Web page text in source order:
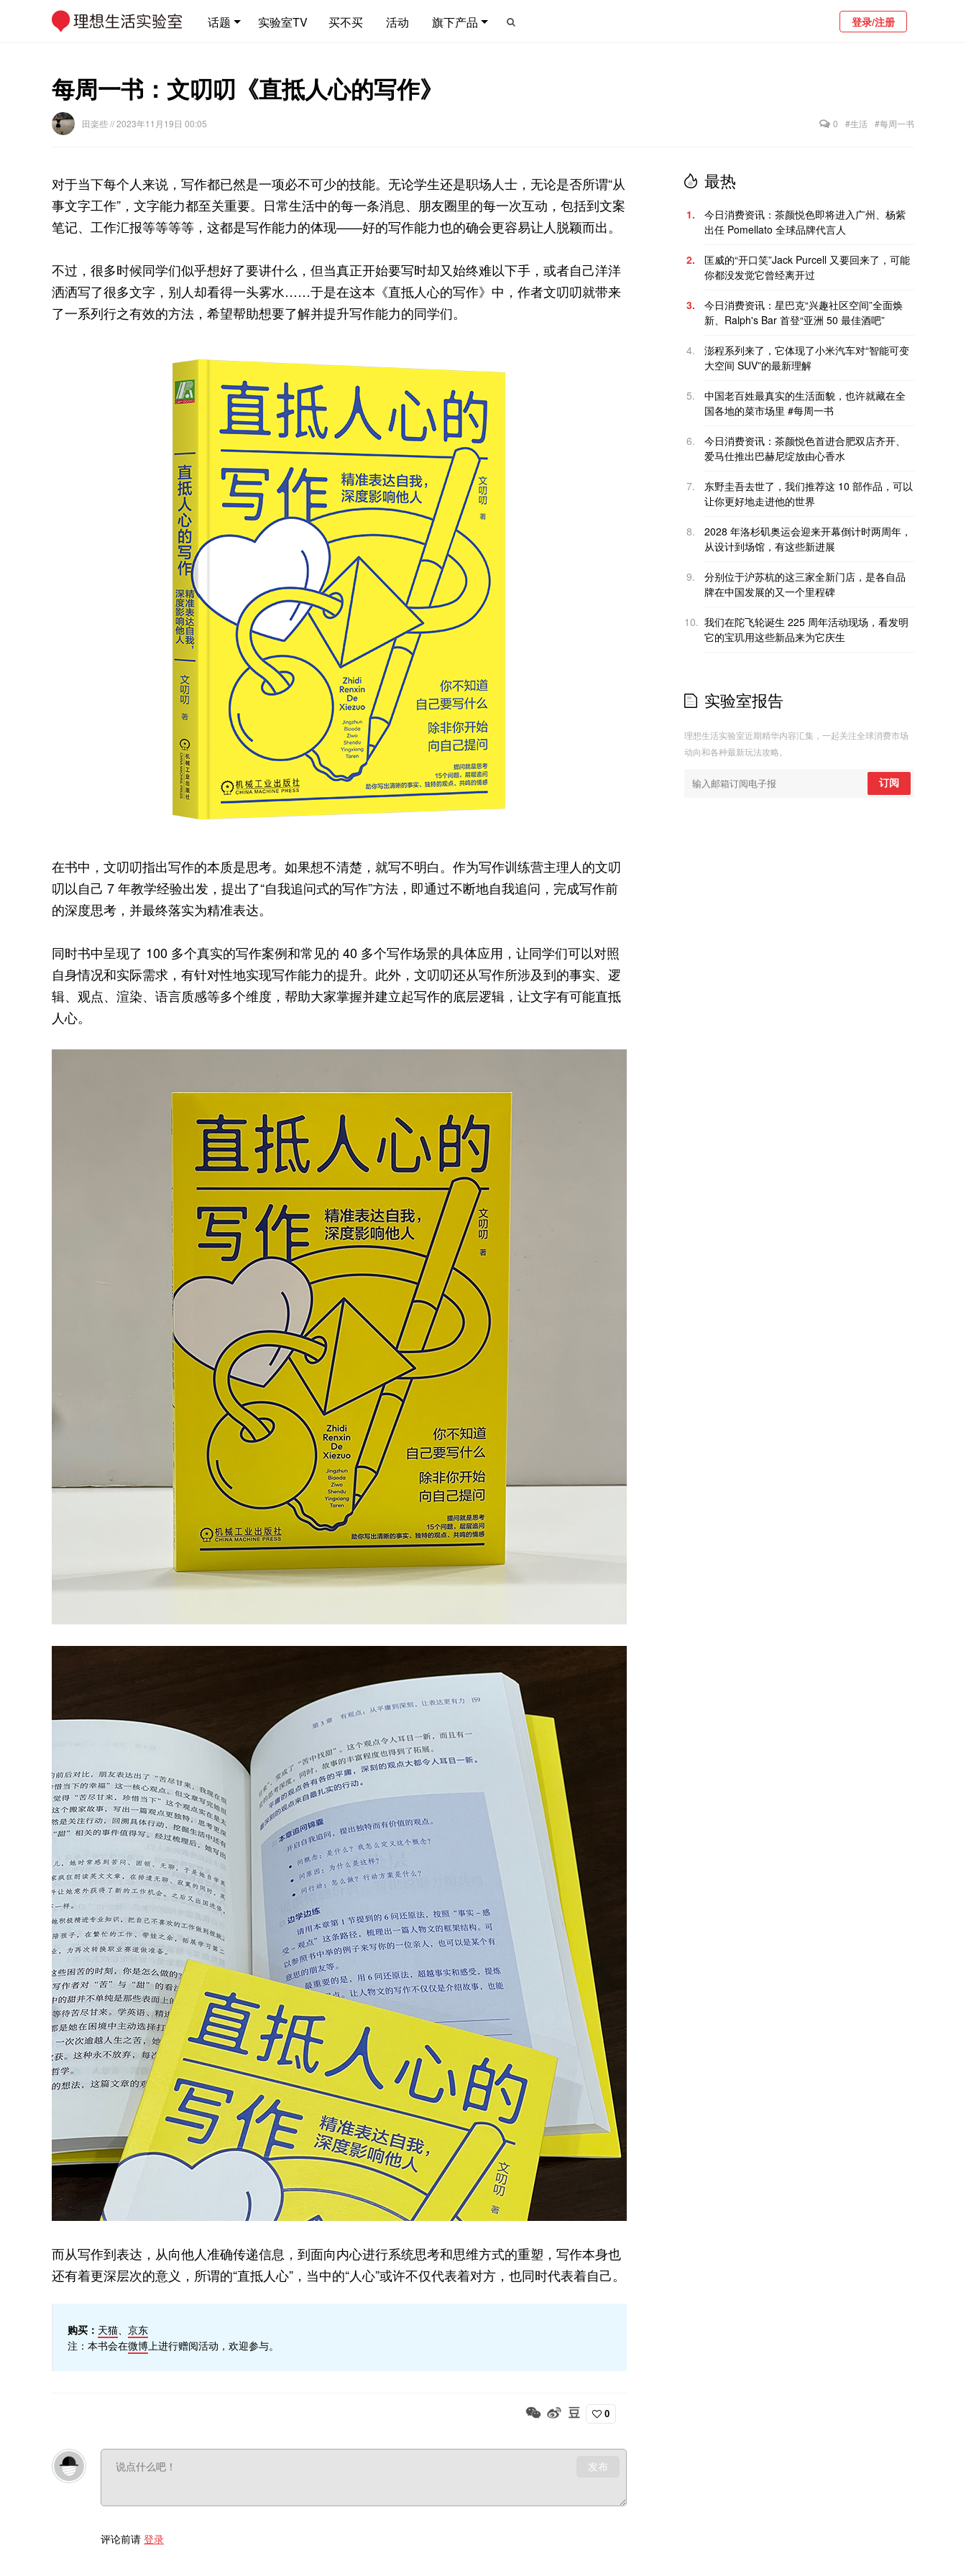
话题 实验室TV 买不买 活动 旗下产品 登录/注册
每周一书：文叨叨《直抵人心的写作》
田楽些// 2023年11月19日 00:05 0 #生活 #每周一书
对于当下每个人来说，写作都已然是一项必不可少的技能。无论学生还是职场人士，无论是否所谓“从
事文字工作”，文字能力都至关重要。日常生活中的每一条消息、朋友圈里的每一次互动，包括到文案
笔记、工作汇报等等等等，这都是写作能力的体现——好的写作能力也的确会更容易让人脱颖而出。
不过，很多时候同学们似乎想好了要讲什么，但当真正开始要写时却又始终难以下手，或者自己洋洋
洒洒写了很多文字，别人却看得一头雾水……于是在这本《直抵人心的写作》中，作者文叨叨就带来
了一系列行之有效的方法，希望帮助想要了解并提升写作能力的同学们。
在书中，文叨叨指出写作的本质是思考。如果想不清楚，就写不明白。作为写作训练营主理人的文叨
叨以自己 7 年教学经验出发，提出了“自我追问式的写作”方法，即通过不断地自我追问，完成写作前
的深度思考，并最终落实为精准表达。
同时书中呈现了 100 多个真实的写作案例和常见的 40 多个写作场景的具体应用，让同学们可以对照
自身情况和实际需求，有针对性地实现写作能力的提升。此外，文叨叨还从写作所涉及到的事实、逻
辑、观点、渲染、语言质感等多个维度，帮助大家掌握并建立起写作的底层逻辑，让文字有可能直抵
人心。
而从写作到表达，从向他人准确传递信息，到面向内心进行系统思考和思维方式的重塑，写作本身也
还有着更深层次的意义，所谓的“直抵人心”，当中的“人心”或许不仅代表着对方，也同时代表着自己。
购买： 天猫、 京东
注：本书会在微博上进行赠阅活动，欢迎参与。
0
发布
评论前请 登录
最热
1.
今日消费资讯：茶颜悦色即将进入广州、杨紫
出任 Pomellato 全球品牌代言人
2.
匡威的“开口笑”Jack Purcell 又要回来了，可能
你都没发觉它曾经离开过
3.
今日消费资讯：星巴克“兴趣社区空间”全面焕
新、Ralph's Bar 首登“亚洲 50 最佳酒吧”
4.
澎程系列来了，它体现了小米汽车对“智能可变
大空间 SUV”的最新理解
5.
中国老百姓最真实的生活面貌，也许就藏在全
国各地的菜市场里 #每周一书
6.
今日消费资讯：茶颜悦色首进合肥双店齐开、
爱马仕推出巴赫尼绽放由心香水
7.
东野圭吾去世了，我们推荐这 10 部作品，可以
让你更好地走进他的世界
8.
2028 年洛杉矶奥运会迎来开幕倒计时两周年，
从设计到场馆，有这些新进展
9.
分别位于沪苏杭的这三家全新门店，是各自品
牌在中国发展的又一个里程碑
10. 我们在陀飞轮诞生 225 周年活动现场，看发明
它的宝玑用这些新品来为它庆生
实验室报告
理想生活实验室近期精华内容汇集，一起关注全球消费市场
动向和各种最新玩法攻略。